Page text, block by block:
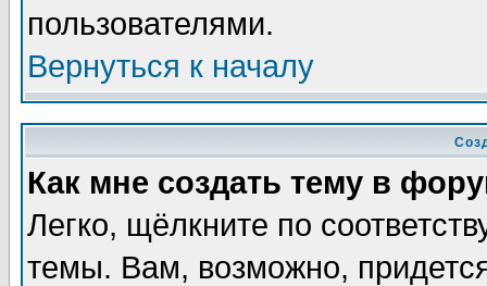
пользователями.
Вернуться к началу
Как мне создать тему в
Легко, щёлкните по
темы. Вам, возможно,